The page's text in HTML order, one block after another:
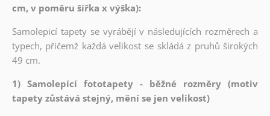
cm, v poměru šířka x výška):
Samolepicí tapety se vyrábějí v následujících rozměrech a
typech, přičemž každá velikost se skládá z pruhů širokých
49 cm.
1) Samolepící fototapety - běžné rozměry (motiv
tapety zůstává stejný, mění se jen velikost)